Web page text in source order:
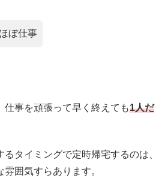
ぼ仕事
仕事を頑張って早く終えても1人だ
タイミングで定時帰宅するのは、
雰囲気すらあります。